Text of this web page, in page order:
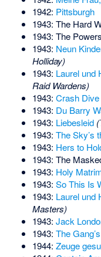
1942: Pittsburgh
1943: The Hard
1943: The
1943: Neun
Holliday)
1943: Laurel und
Raid Wardens)
1943: Crash Dive
1943: Du Barry
1943: Liebesleid
1943: The Sky’s
1943: Hers to
1943: The
1943: Holy
1943: So This Is
1943: Laurel und
Masters)
1943: Jack
1943: The
1944: Zeuge